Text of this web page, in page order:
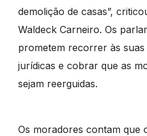
demolição de casas”,
Waldeck Carneiro. Os
prometem recorrer às
jurídicas e cobrar que as
sejam reerguidas.
Os moradores contam que